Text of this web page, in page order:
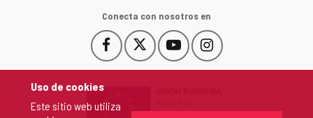
Uso de cookies
Este sitio web utiliza
Conecta con nosotros en
Facebook
Este
enlace
en
Este
enlace
YouTube
Este
enlace
Instagram
Este
enlace